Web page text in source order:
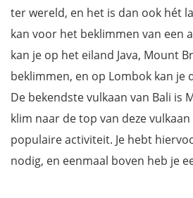
ter wereld, en het is dan ook hét
kan voor het beklimmen van een
kan je op het eiland Java, Mount
beklimmen, en op Lombok kan je
De bekendste vulkaan van Bali is
klim naar de top van deze
populaire activiteit. Je hebt
nodig, en eenmaal boven heb je